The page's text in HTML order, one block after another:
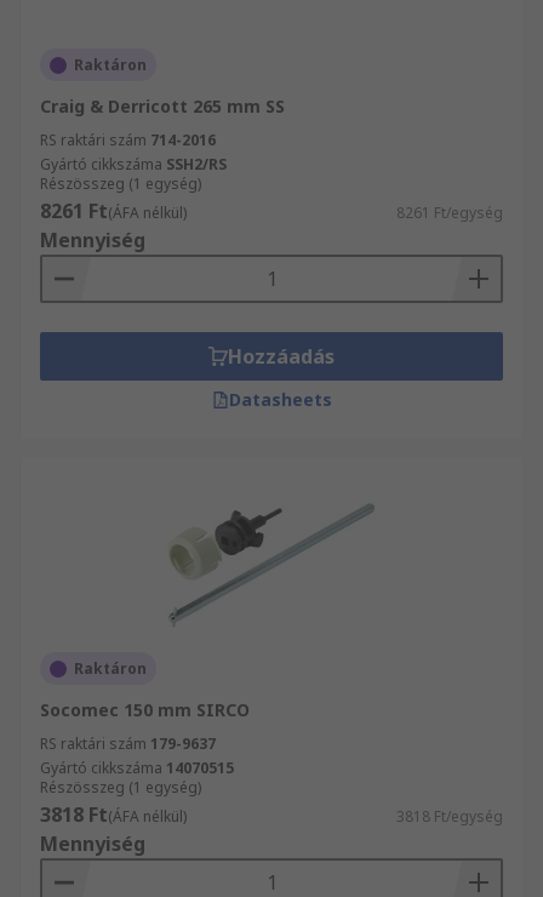
Raktáron
Craig & Derricott 265 mm SS
RS raktári szám 714-2016
Gyártó cikkszáma SSH2/RS
Részösszeg (1 egység)
8261 Ft(ÁFA nélkül) 8261 Ft/egység
Mennyiség
Hozzáadás
Datasheets
Raktáron
Socomec 150 mm SIRCO
RS raktári szám 179-9637
Gyártó cikkszáma 14070515
Részösszeg (1 egység)
3818 Ft(ÁFA nélkül) 3818 Ft/egység
Mennyiség